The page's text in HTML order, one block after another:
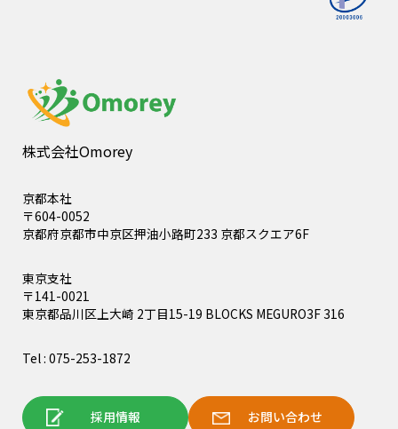
株式会社Omorey
京都本社
〒604-0052
京都府京都市中京区押油小路町233 京都スクエア6F
東京支社
〒141-0021
東京都品川区上大崎 2丁目15-19 BLOCKS MEGURO3F 316
Tel : 075-253-1872
採用情報 お問い合わせ